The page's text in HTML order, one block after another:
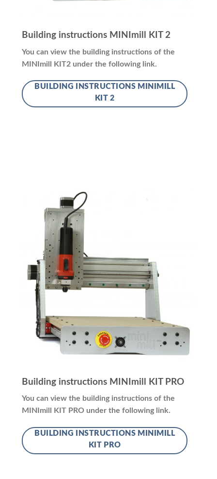
Building instructions MINImill KIT 2
You can view the building instructions of the
MINImill KIT2 under the following link.
BUILDING INSTRUCTIONS MINIMILL
KIT 2
Building instructions MINImill KIT PRO
You can view the building instructions of the
MINImill KIT PRO under the following link.
BUILDING INSTRUCTIONS MINIMILL
KIT PRO